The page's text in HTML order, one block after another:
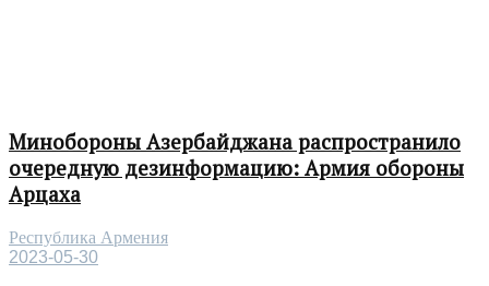
Минобороны Азербайджана распространило
очередную дезинформацию: Армия обороны
Арцаха
Республика Армения
2023-05-30